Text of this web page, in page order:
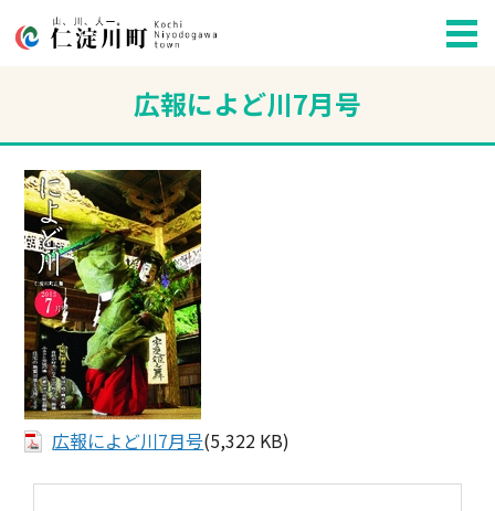
広報によど川7月号
広報によど川7月号(5,322 KB)